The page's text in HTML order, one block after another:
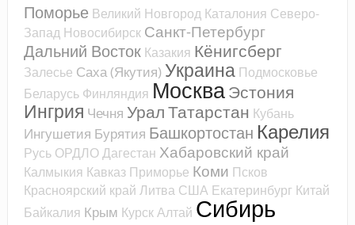
Поморье Великий Новгород Каталония Северо-
Запад Новосибирск Санкт-Петербург
Дальний Восток Казакия Кёнигсберг
Залесье Саха (Якутия) Украина Подмосковье
Беларусь Финляндия МоскваЭстония
Ингрия Чечня УралТатарстан Кубань
Ингушетия Бурятия Башкортостан Карелия
Русь ОРДЛОДагестан Хабаровский край
Калмыкия Кавказ Приморье Коми Псков
Красноярский край Литва США Екатеринбург Китай
Байкалия Крым КурскАлтай Сибирь